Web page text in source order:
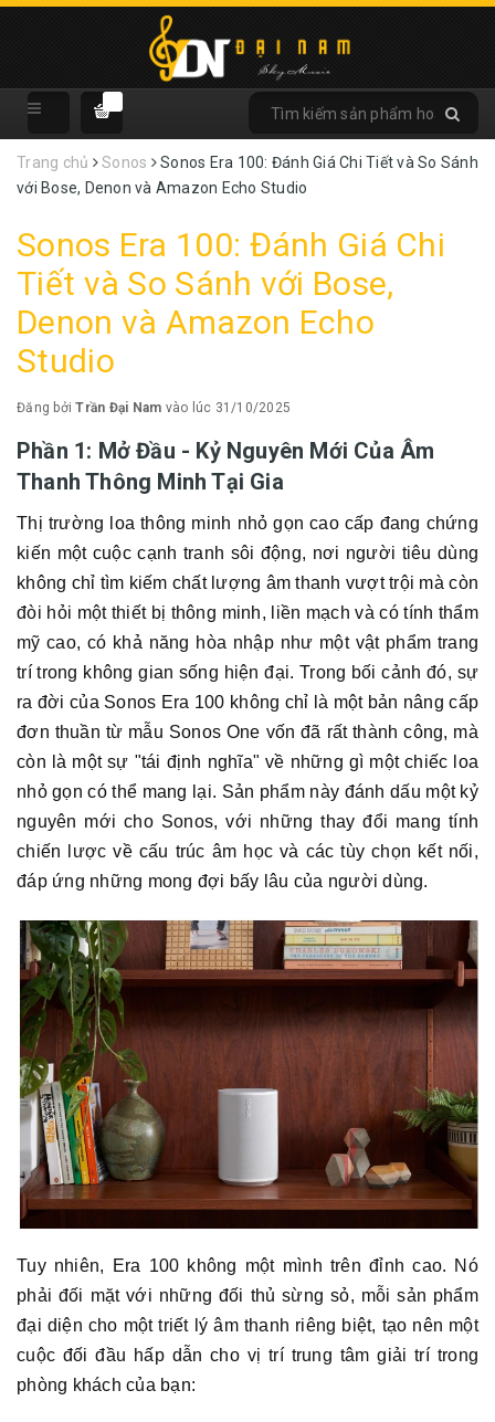
Trang chủ Sonos
Sonos Era 100: Đánh Giá Chi Tiết và So Sánh
với Bose, Denon và Amazon Echo Studio
Sonos Era 100: Đánh Giá Chi
Tiết và So Sánh với Bose,
Denon và Amazon Echo
Studio
Đăng bởiTrần Đại Nam vào lúc 31/10/2025
Phần 1: Mở Đầu - Kỷ Nguyên Mới Của Âm
Thanh Thông Minh Tại Gia
Thị trường loa thông minh nhỏ gọn cao cấp đang chứng
kiến một cuộc cạnh tranh sôi động, nơi người tiêu dùng
không chỉ tìm kiếm chất lượng âm thanh vượt trội mà còn
đòi hỏi một thiết bị thông minh, liền mạch và có tính thẩm
mỹ cao, có khả năng hòa nhập như một vật phẩm trang
trí trong không gian sống hiện đại. Trong bối cảnh đó, sự
ra đời của Sonos Era 100 không chỉ là một bản nâng cấp
đơn thuần từ mẫu Sonos One vốn đã rất thành công, mà
còn là một sự "tái định nghĩa" về những gì một chiếc loa
nhỏ gọn có thể mang lại. Sản phẩm này đánh dấu một kỷ
nguyên mới cho Sonos, với những thay đổi mang tính
chiến lược về cấu trúc âm học và các tùy chọn kết nối,
đáp ứng những mong đợi bấy lâu của người dùng.
Tuy nhiên, Era 100 không một mình trên đỉnh cao. Nó
phải đối mặt với những đối thủ sừng sỏ, mỗi sản phẩm
đại diện cho một triết lý âm thanh riêng biệt, tạo nên một
cuộc đối đầu hấp dẫn cho vị trí trung tâm giải trí trong
phòng khách của bạn: